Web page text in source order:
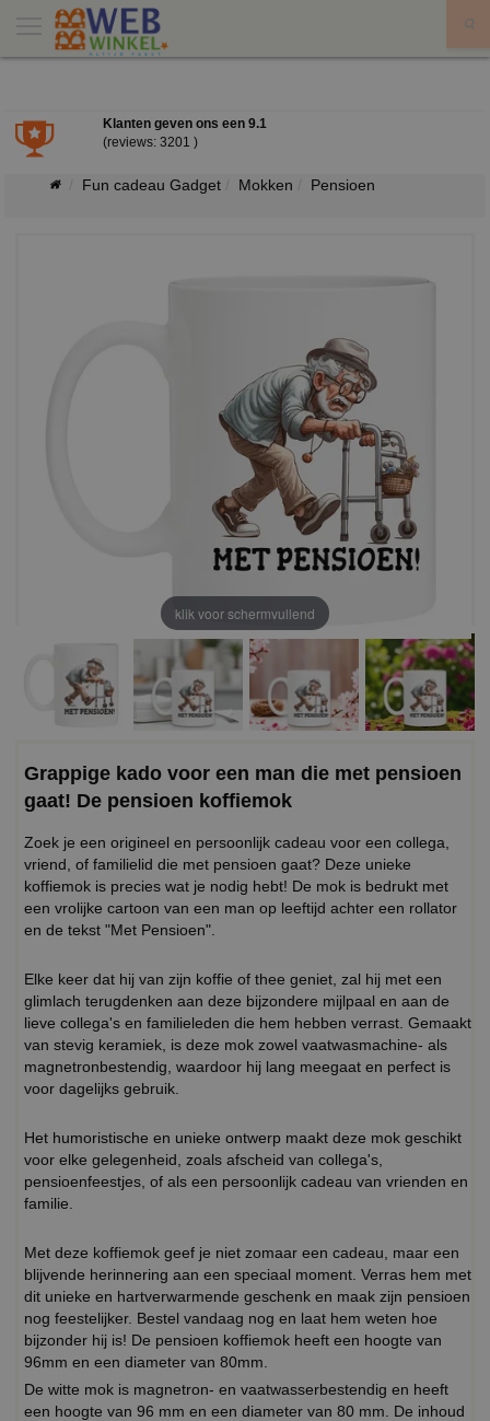
Klanten geven ons een 9.1
(reviews: 3201 )
Fun cadeau Gadget Mokken Pensioen
klik voor schermvullend
Grappige kado voor een man die met pensioen
gaat! De pensioen koffiemok
Zoek je een origineel en persoonlijk cadeau voor een collega,
vriend, of familielid die met pensioen gaat? Deze unieke
koffiemok is precies wat je nodig hebt! De mok is bedrukt met
een vrolijke cartoon van een man op leeftijd achter een rollator
en de tekst "Met Pensioen".
Elke keer dat hij van zijn koffie of thee geniet, zal hij met een
glimlach terugdenken aan deze bijzondere mijlpaal en aan de
lieve collega's en familieleden die hem hebben verrast. Gemaakt
van stevig keramiek, is deze mok zowel vaatwasmachine- als
magnetronbestendig, waardoor hij lang meegaat en perfect is
voor dagelijks gebruik.
Het humoristische en unieke ontwerp maakt deze mok geschikt
voor elke gelegenheid, zoals afscheid van collega's,
pensioenfeestjes, of als een persoonlijk cadeau van vrienden en
familie.
Met deze koffiemok geef je niet zomaar een cadeau, maar een
blijvende herinnering aan een speciaal moment. Verras hem met
dit unieke en hartverwarmende geschenk en maak zijn pensioen
nog feestelijker. Bestel vandaag nog en laat hem weten hoe
bijzonder hij is! De pensioen koffiemok heeft een hoogte van
96mm en een diameter van 80mm.
De witte mok is magnetron- en vaatwasserbestendig en heeft
een hoogte van 96 mm en een diameter van 80 mm. De inhoud